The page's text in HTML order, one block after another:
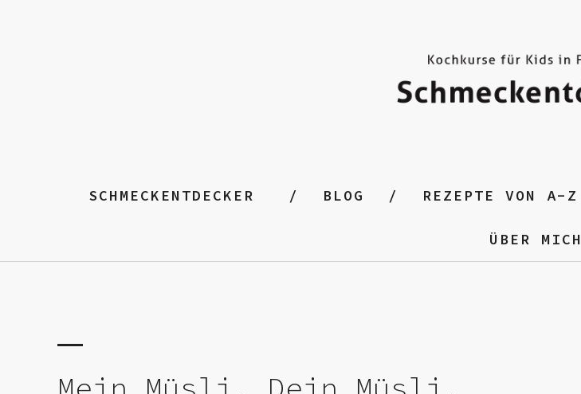
SCHMECKENTDECKER BLOG REZEPTE VON A-Z
ÜBER MICH